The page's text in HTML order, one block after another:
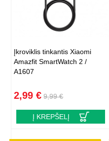
Įkroviklis tinkantis Xiaomi
Amazfit SmartWatch 2 /
A1607
2,99 € 9,99 €
Į KREPŠELĮ